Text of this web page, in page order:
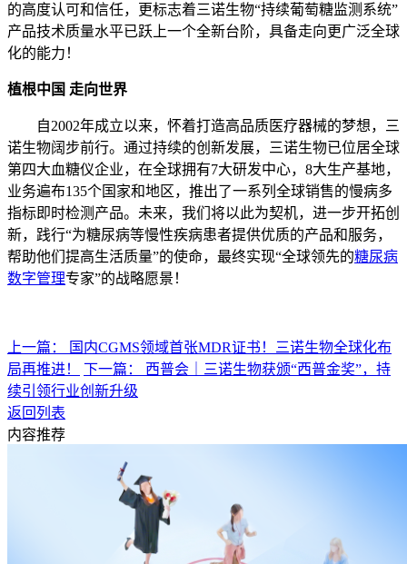
的高度认可和信任，更标志着三诺生物“持续葡萄糖监测系统”
产品技术质量水平已跃上一个全新台阶，具备走向更广泛全球
化的能力！
植根中国 走向世界
自2002年成立以来， 怀着打造高品质医疗器械的梦想，
三
诺生物阔步前行。 通过持续的创新发展，三诺生物已位居全球
第四大血糖仪企业，在全球拥有7大研发中心，8大生产基地，
业务遍布135个国家和地区，推出了一系列全球销售的慢病多
指标即时检测产品。 未来，我们将以此为契机，进一步开拓创
新，践行“为糖尿病等慢性疾病患者提供优质的产品和服务，
帮助他们提高生活质量”的使命，最终实现“全球领先的糖尿病
数字管理专家”的战略愿景！
上一篇： 国内CGMS领域首张MDR证书！三诺生物全球化布
局再推进！
下一篇： 西普会｜三诺生物获颁“西普金奖”，持
续引领行业创新升级
返回列表
内容推荐